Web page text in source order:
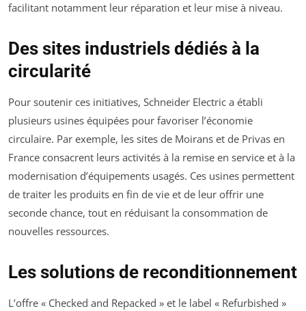
facilitant notamment leur réparation et leur mise à niveau.
Des sites industriels dédiés à la
circularité
Pour soutenir ces initiatives, Schneider Electric a établi
plusieurs usines équipées pour favoriser l’économie
circulaire. Par exemple, les sites de Moirans et de Privas en
France consacrent leurs activités à la remise en service et à la
modernisation d’équipements usagés. Ces usines permettent
de traiter les produits en fin de vie et de leur offrir une
seconde chance, tout en réduisant la consommation de
nouvelles ressources.
Les solutions de reconditionnement
L’offre « Checked and Repacked » et le label « Refurbished »